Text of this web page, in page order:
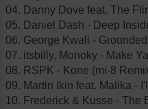
04. Danny Dove feat. The
05. Daniel Dash - Deep
06. George Kwali -
07. itsbilly, Monoky - Make
08. RSPK - Kone (mi-8
09. Martin Ikin feat. Malika -
10. Frederick & Kusse - The